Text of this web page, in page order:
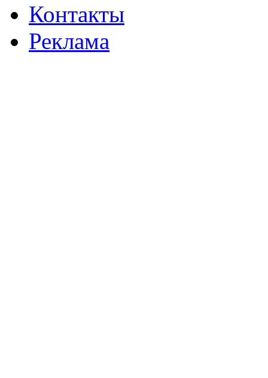
Контакты
Реклама